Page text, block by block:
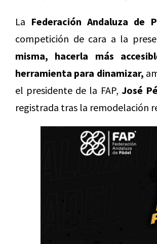
La Federación Andaluza de
competición de cara a la
misma, hacerla más
herramienta para dinamizar,
el presidente de la FAP, José
registrada tras la remodelación